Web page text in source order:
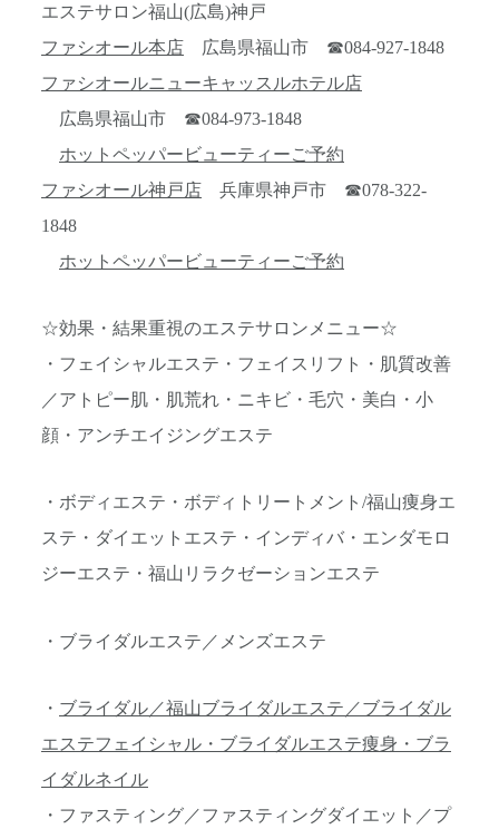
エステサロン福山(広島)神戸
ファシオール本店 広島県福山市 ☎084-927-1848
ファシオールニューキャッスルホテル店
広島県福山市 ☎084-973-1848
ホットペッパービューティーご予約
ファシオール神戸店 兵庫県神戸市 ☎078-322-
1848
ホットペッパービューティーご予約
☆効果・結果重視のエステサロンメニュー☆
・フェイシャルエステ・フェイスリフト・肌質改善
／アトピー肌・肌荒れ・ニキビ・毛穴・美白・小
顔・アンチエイジングエステ
・ボディエステ・ボディトリートメント/福山痩身エ
ステ・ダイエットエステ・インディバ・エンダモロ
ジーエステ・福山リラクゼーションエステ
・ブライダルエステ／メンズエステ
・ ブライダル／福山ブライダルエステ／ブライダル
エステフェイシャル・ブライダルエステ痩身・ブラ
イダルネイル
・ファスティング／ファスティングダイエット／プ